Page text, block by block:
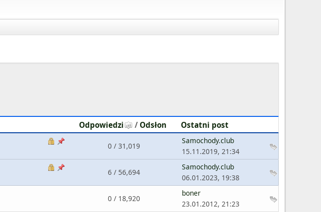
Odpowiedzi / Odsłon
Ostatni post
0 / 31,019
Samochody.club
15.11.2019, 21:34
6 / 56,694
Samochody.club
06.01.2023, 19:38
0 / 18,920
boner
23.01.2012, 21:23